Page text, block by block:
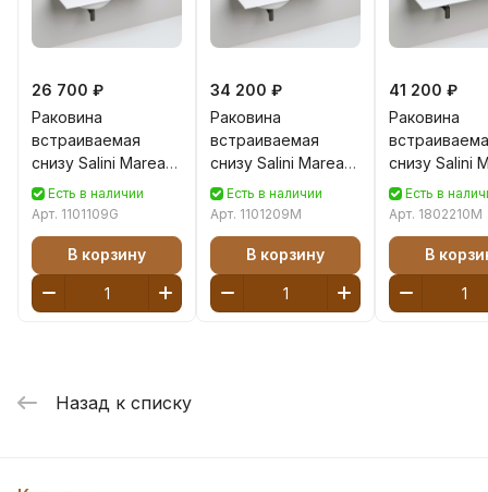
26 700 ₽
Раковина
встраиваемая
снизу Salini Marea
12 S-Sense 56 см
1101109G из
мрамора,
глянцевая белая
Есть в наличии
Арт. 1101109G
В корзину
34 200 ₽
Раковина
встраиваемая
снизу Salini Marea
12 57 см S-Stone
1101209M из
камня, белая
матовая
Есть в наличии
Арт. 1101209M
В корзину
41 200 ₽
Раковина
снизу Salini
10 S-Stone
1802210M из
камня, белая
матовая
Есть в
Арт. 1802210M
В
Назад к списку